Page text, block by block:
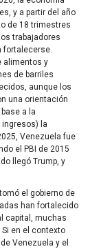
y a partir del año
de 18 trimestres
trabajadores
fortalecerse.
alimentos y
de barriles
aunque los
una orientación
a la
ingresos) la
Venezuela fue
el PBI de 2015
llegó Trump, y
el gobierno de
han fortalecido
capital, muchas
en el contexto
Venezuela y el